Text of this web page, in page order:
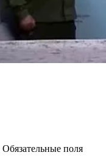
Обязательные поля